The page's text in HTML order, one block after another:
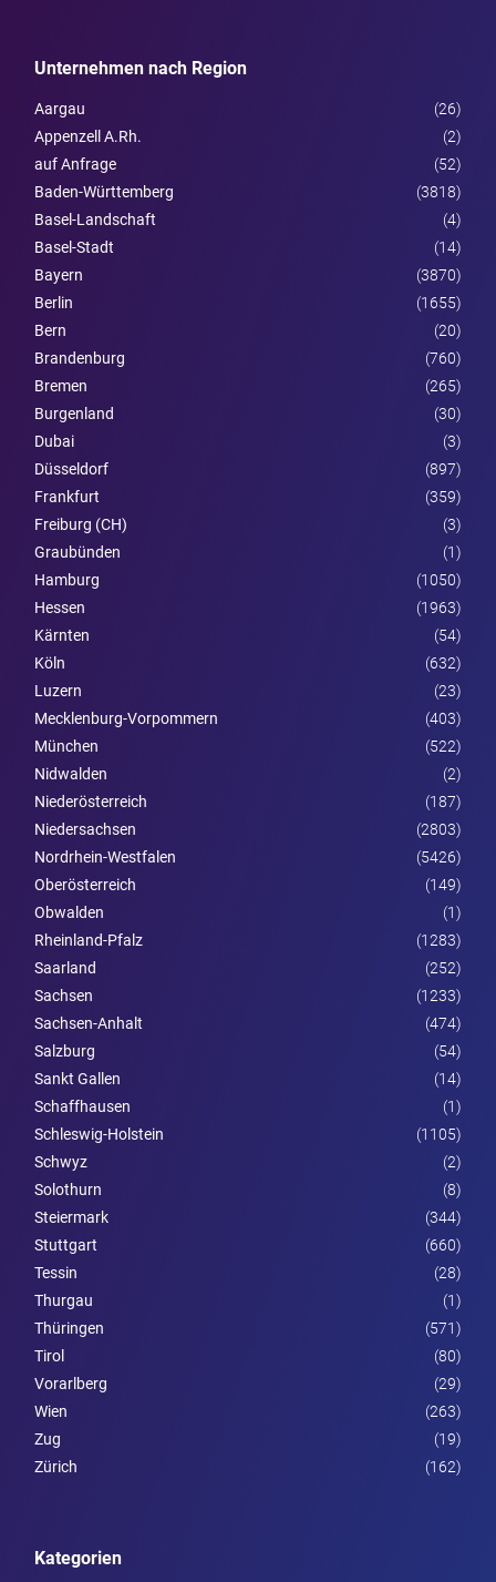
Unternehmen nach Region
Aargau
(26)
Appenzell A.Rh.
(2)
auf Anfrage
(52)
Baden-Württemberg
(3818)
Basel-Landschaft
(4)
Basel-Stadt
(14)
Bayern
(3870)
Berlin
(1655)
Bern
(20)
Brandenburg
(760)
Bremen
(265)
Burgen­land
(30)
Dubai
(3)
Düsseldorf
(897)
Frankfurt
(359)
Freiburg (CH)
(3)
Graubünden
(1)
Hamburg
(1050)
Hessen
(1963)
Kärnten
(54)
Köln
(632)
Luzern
(23)
Mecklenburg-Vorpommern
(403)
München
(522)
Nidwalden
(2)
Nieder­österreich
(187)
Niedersachsen
(2803)
Nordrhein-Westfalen
(5426)
Ober­österreich
(149)
Obwalden
(1)
Rheinland-Pfalz
(1283)
Saarland
(252)
Sachsen
(1233)
Sachsen-Anhalt
(474)
Salzburg
(54)
Sankt Gallen
(14)
Schaffhausen
(1)
Schleswig-Holstein
(1105)
Schwyz
(2)
Solothurn
(8)
Steier­mark
(344)
Stuttgart
(660)
Tessin
(28)
Thurgau
(1)
Thüringen
(571)
Tirol
(80)
Vorarl­berg
(29)
Wien
(263)
Zug
(19)
Zürich
(162)
Kategorien